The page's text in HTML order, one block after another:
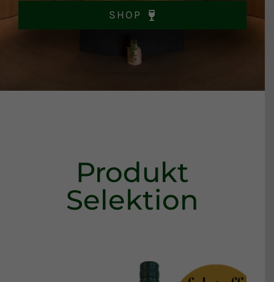
Kontakt
SHOP
Produkt
Selektion